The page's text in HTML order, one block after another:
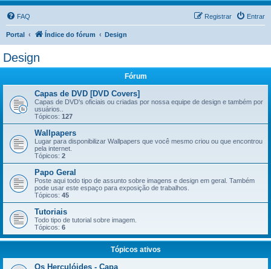
FAQ Entrar
Registrar
Portal Índice do fórum Design
Design
Fórum
Capas de DVD [DVD Covers]
Capas de DVD's oficiais ou criadas por nossa equipe de design e também por
usuários..
Tópicos: 127
Wallpapers
Lugar para disponibilizar Wallpapers que você mesmo criou ou que encontrou
pela internet.
Tópicos: 2
Papo Geral
Poste aqui todo tipo de assunto sobre imagens e design em geral. Também
pode usar este espaço para exposição de trabalhos.
Tópicos: 45
Tutoriais
Todo tipo de tutorial sobre imagem.
Tópicos: 6
Tópicos ativos
Os Herculóides - Capa